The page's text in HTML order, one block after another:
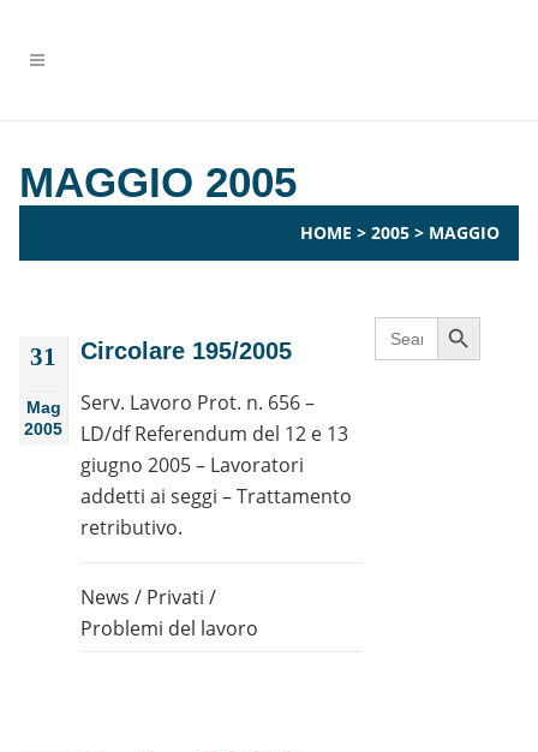
MAGGIO 2005
HOME > 2005 > MAGGIO
31
Mag
2005
Circolare 195/2005
Serv. Lavoro Prot. n. 656 –
LD/df Referendum del 12 e 13
giugno 2005 – Lavoratori
addetti ai seggi – Trattamento
retributivo.
News / Privati /
Problemi del lavoro
Search
for:
Search Button